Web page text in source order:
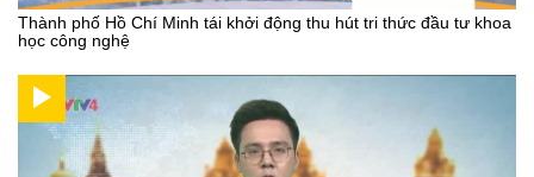
Thành phố Hồ Chí Minh tái khởi động thu hút tri thức đầu tư khoa
học công nghệ